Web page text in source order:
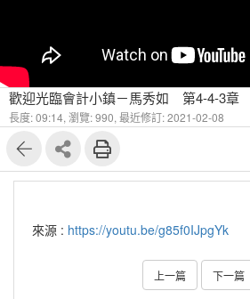
長度: 09:14, 瀏覽: 990, 最近修訂: 2021-02-08
來源 : https://youtu.be/g85f0IJpgYk
上一篇 下一篇